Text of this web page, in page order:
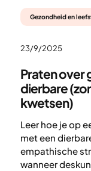
Gezondheid en
23/9/2025
Praten over
dierbare
kwetsen)
Leer hoe je op
met een
empathische
wanneer